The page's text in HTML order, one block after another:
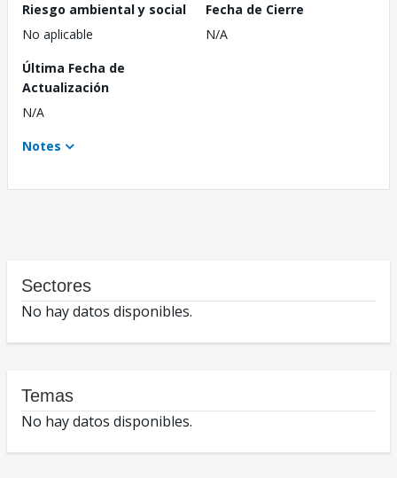
Riesgo ambiental y social
No aplicable
Fecha de Cierre
N/A
Última Fecha de
Actualización
N/A
Notes
Sectores
No hay datos disponibles.
Temas
No hay datos disponibles.